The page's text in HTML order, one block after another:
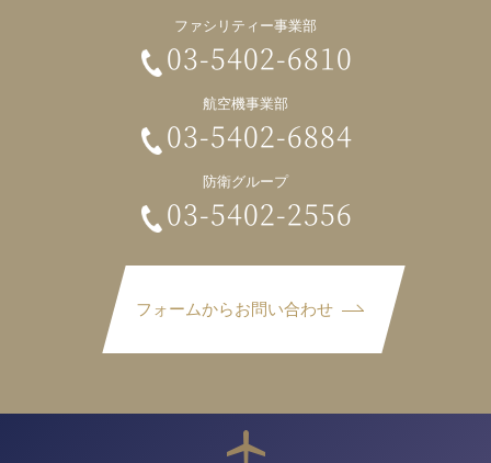
フォームからお問い合わせ
ファシリティー事業部
03-5402-6810
航空機事業部
03-5402-6884
防衛グループ
03-5402-2556